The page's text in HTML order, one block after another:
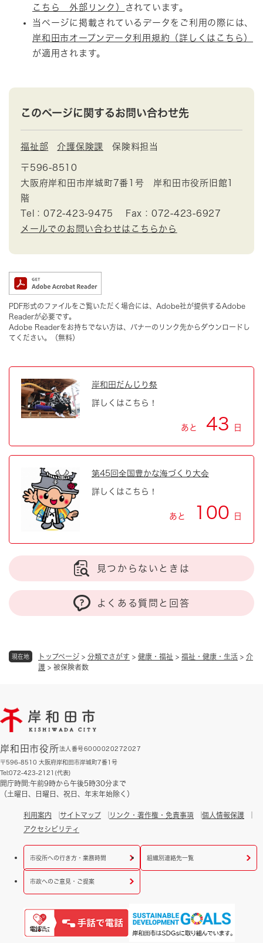
現在地 トップページ > 分類でさがす > 健康・福祉 > 福祉・健康・生活 > 介
護 > 被保険者数
こちら 外部リンク）
されています。
当ページに掲載されているデータをご利用の際には、
岸和田市オープンデータ利用規約（詳しくはこちら）
が適用されます。
このページに関するお問い合わせ先
福祉部 介護保険課 保険料担当
〒596-8510
大阪府岸和田市岸城町7番1号 岸和田市役所旧館1
階
Tel：072-423-9475
Fax：072-423-6927
メールでのお問い合わせはこちらから
PDF形式のファイルをご覧いただく場合には、Adobe社が提供するAdobe
Readerが必要です。
Adobe Readerをお持ちでない方は、バナーのリンク先からダウンロードし
てください。（無料）
岸和田だんじり祭
詳しくはこちら！
あと 43 日
第45回全国豊かな海づくり大会
詳しくはこちら！
あと 100 日
見つからないときは
よくある質問と回答
岸和田市役所法人番号6000020272027
〒596-8510 大阪府岸和田市岸城町7番1号
Tel:072-423-2121(代表)
開庁時間:午前9時から午後5時30分まで
（土曜日、日曜日、祝日、年末年始除く）
利用案内 サイトマップ リンク・著作権・免責事項
個人情報保護
アクセシビリティ
市役所への行き方・業務時間 組織別連絡先一覧
市政へのご意見・ご提案